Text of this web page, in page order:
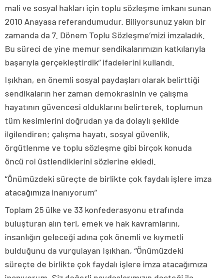
mali ve sosyal hakları için toplu sözleşme imkanı sunan
2010 Anayasa referandumudur. Biliyorsunuz yakın bir
zamanda da 7. Dönem Toplu Sözleşme’mizi imzaladık.
Bu süreci de yine memur sendikalarımızın katkılarıyla
başarıyla gerçekleştirdik” ifadelerini kullandı.
Işıkhan, en önemli sosyal paydaşları olarak belirttiği
sendikaların her zaman demokrasinin ve çalışma
hayatının güvencesi olduklarını belirterek, toplumun
tüm kesimlerini doğrudan ya da dolaylı şekilde
ilgilendiren; çalışma hayatı, sosyal güvenlik,
örgütlenme ve toplu sözleşme gibi birçok konuda
öncü rol üstlendiklerini sözlerine ekledi.
“Önümüzdeki süreçte de birlikte çok faydalı işlere imza
atacağımıza inanıyorum”
Toplam 25 ülke ve 33 konfederasyonu etrafında
buluşturan alın teri, emek ve hak kavramlarını,
insanlığın geleceği adına çok önemli ve kıymetli
bulduğunu da vurgulayan Işıkhan, “Önümüzdeki
süreçte de birlikte çok faydalı işlere imza atacağımıza